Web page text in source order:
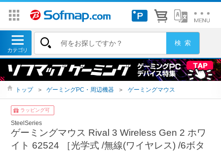
トップ ＞ ゲーミングPC・周辺機器 ＞ ゲーミングマウス
ラッピング可
SteelSeries
ゲーミングマウス Rival 3 Wireless Gen 2 ホワ
イト 62524 ［光学式 /無線(ワイヤレス) /6ボタ